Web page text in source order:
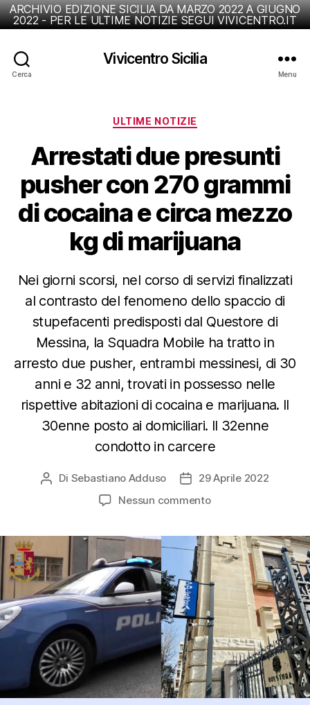
ARCHIVIO EDIZIONE SICILIA DA MARZO 2022 A GIUGNO
2022 - PER LE ULTIME NOTIZIE SEGUI VIVICENTRO.IT
Cerca
Vivicentro Sicilia
Menu
Categorie
ULTIME NOTIZIE
Arrestati due presunti
pusher con 270 grammi
di cocaina e circa mezzo
kg di marijuana
Nei giorni scorsi, nel corso di servizi finalizzati
al contrasto del fenomeno dello spaccio di
stupefacenti predisposti dal Questore di
Messina, la Squadra Mobile ha tratto in
arresto due pusher, entrambi messinesi, di 30
anni e 32 anni, trovati in possesso nelle
rispettive abitazioni di cocaina e marijuana. Il
30enne posto ai domiciliari. Il 32enne
condotto in carcere
Autore
Di Sebastiano Adduso
Data29 Aprile 2022
Nessun commentosu
presunti
pusher
con
270
grammi
di
cocaina
e
circa
mezzo
kg